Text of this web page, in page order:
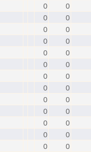
0
0
0
0
0
0
0
0
0
0
0
0
0
0
0
0
0
0
0
0
0
0
0
0
0
0